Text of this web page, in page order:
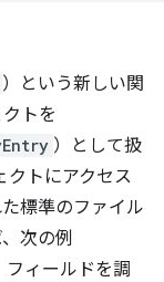
）という新しい関
トを
）として扱
クトにアクセス
標準のファイル
次の例
フィールドを調